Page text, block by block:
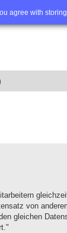
agree with
von
gleichen